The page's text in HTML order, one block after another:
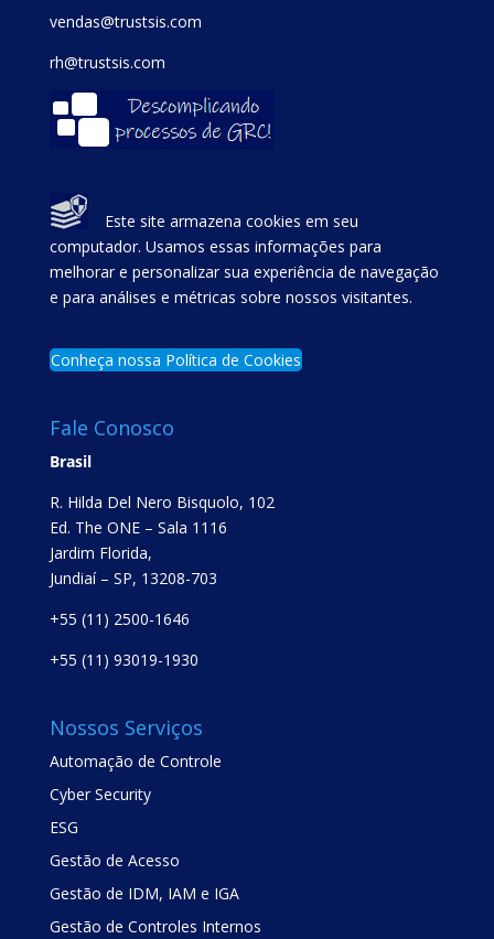
vendas@trustsis.com
rh@trustsis.com
Este site armazena cookies em seu
computador. Usamos essas informações para
melhorar e personalizar sua experiência de navegação
e para análises e métricas sobre nossos visitantes.
Conheça nossa Política de Cookies
Fale Conosco
Brasil
R. Hilda Del Nero Bisquolo, 102
Ed. The ONE – Sala 1116
Jardim Florida,
Jundiaí – SP, 13208-703
+55 (11) 2500-1646
+55 (11) 93019-1930
Nossos Serviços
Automação de Controle
Cyber Security
ESG
Gestão de Acesso
Gestão de IDM, IAM e IGA
Gestão de Controles Internos